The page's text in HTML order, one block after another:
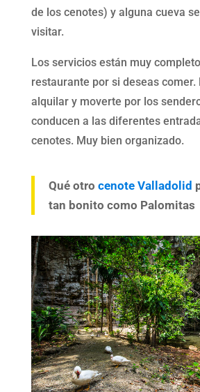
de los cenotes) y alguna cueva
visitar.
Los servicios están muy
restaurante por si deseas comer.
alquilar y moverte por los
conducen a las diferentes
cenotes. Muy bien organizado.
Qué otro cenote Valladolid
tan bonito como Palomitas